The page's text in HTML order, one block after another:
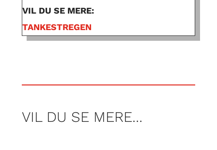
VIL DU SE MERE:
TANKESTREGEN
VIL DU SE MERE…